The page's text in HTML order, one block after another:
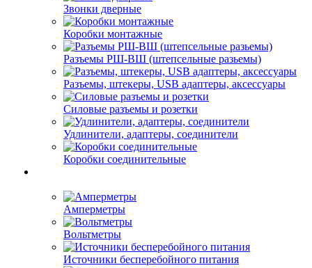
Звонки дверные
Коробки монтажные
Разъемы РШ-ВШ (штепсельные разьемы)
Разъемы, штекеры, USB адаптеры, аксессуары
Силовые разъемы и розетки
Удлинители, адаптеры, соединители
Коробки соединительные
Амперметры
Вольтметры
Источники бесперебойного питания